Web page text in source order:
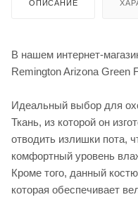
ОПИСАНИЕ
В нашем интернет-
Remington Arizona Green
Идеальный выбор для
Ткань, из которой он
отводить излишки пота,
комфортный уровень
Кроме того, данный
которая обеспечивает